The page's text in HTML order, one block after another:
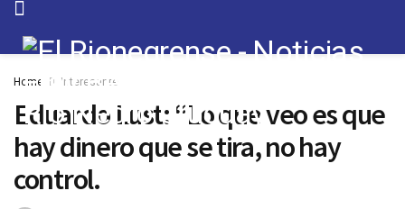
Home Interesante
Eduardo Lust: “Lo que veo es que
hay dinero que se tira, no hay
control.